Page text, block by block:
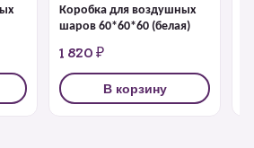
Коробка для воздушных
шаров 60*60*60 (белая)
1 820 ₽
В корзину